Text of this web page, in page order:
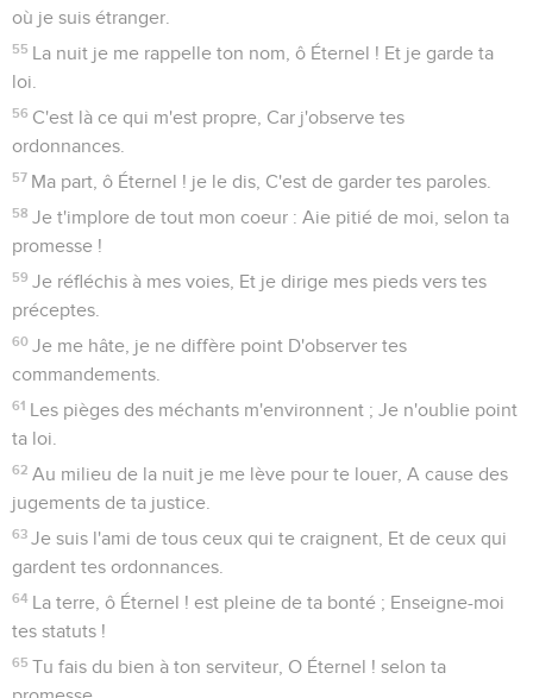
où je suis étranger.
55 La nuit je me rappelle ton nom, ô Éternel ! Et je garde ta
loi.
56 C'est là ce qui m'est propre, Car j'observe tes
ordonnances.
57 Ma part, ô Éternel ! je le dis, C'est de garder tes paroles.
58 Je t'implore de tout mon coeur : Aie pitié de moi, selon ta
promesse !
59 Je réfléchis à mes voies, Et je dirige mes pieds vers tes
préceptes.
60 Je me hâte, je ne diffère point D'observer tes
commandements.
61 Les pièges des méchants m'environnent ; Je n'oublie point
ta loi.
62 Au milieu de la nuit je me lève pour te louer, A cause des
jugements de ta justice.
63 Je suis l'ami de tous ceux qui te craignent, Et de ceux qui
gardent tes ordonnances.
64 La terre, ô Éternel ! est pleine de ta bonté ; Enseigne-moi
tes statuts !
65 Tu fais du bien à ton serviteur, O Éternel ! selon ta